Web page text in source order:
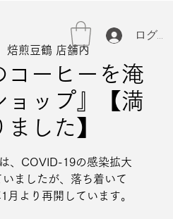
ログイン
焙煎豆鶴 店舗内
コーヒーを淹
ョップ』【満
した】
、COVID-19の感染拡大
ましたが、落ち着いて
月より再開しています。